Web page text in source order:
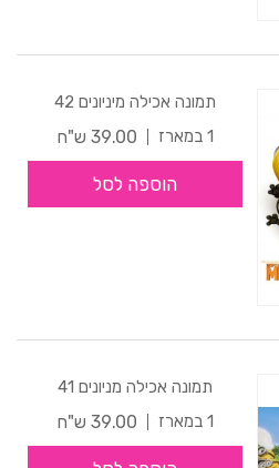
תמונה אכילה מיניונים 42
1 במארז
39.00 ש"ח
הוספה לסל
תמונה אכילה מניונים 41
1 במארז
39.00 ש"ח